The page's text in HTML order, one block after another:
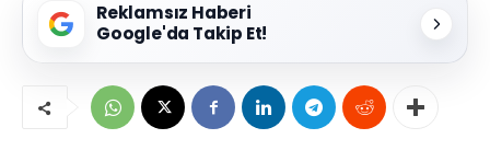
Reklamsız Haberi
Google'da Takip Et!